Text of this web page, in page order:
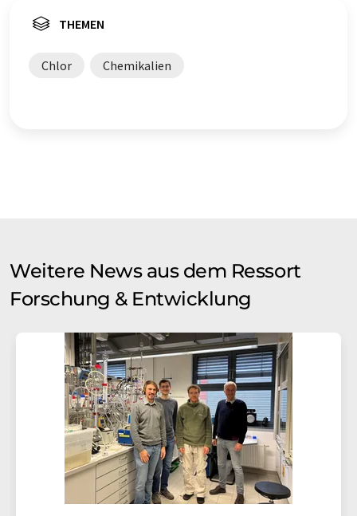
THEMEN
Chlor Chemikalien
Weitere News aus dem Ressort
Forschung & Entwicklung